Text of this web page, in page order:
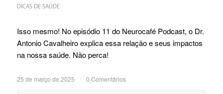
DICAS DE SAÚDE
Isso mesmo! No episódio 11 do Neurocafé Podcast, o Dr.
Antonio Cavalheiro explica essa relação e seus impactos
na nossa saúde. Não perca!
25 de março de 2025 0 Comentários